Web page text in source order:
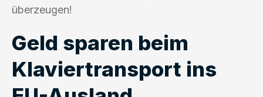
überzeugen!
Geld sparen beim
Klaviertransport ins